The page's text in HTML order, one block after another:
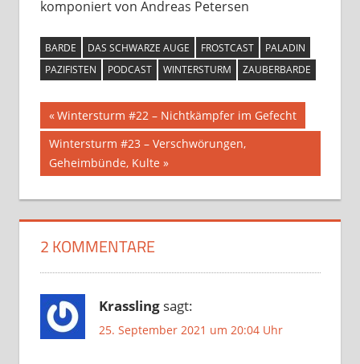
komponiert von Andreas Petersen
BARDE DAS SCHWARZE AUGE FROSTCAST
PALADIN
PAZIFISTEN
PODCAST WINTERSTURM ZAUBERBARDE
Beitragsnavigation
Vorheriger
Beitrag:
Wintersturm #22 – Nichtkämpfer im Gefecht
Nächster
Beitrag:
Wintersturm #23 – Verschwörungen,
Geheimbünde, Kulte
2 KOMMENTARE
Krassling sagt:
25. September 2021 um 20:04 Uhr